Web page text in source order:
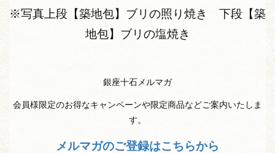
※写真上段【築地包】ブリの照り焼き 下段【築
地包】ブリの塩焼き
銀座十石メルマガ
会員様限定のお得なキャンペーンや限定商品などご案内いたしま
す。
メルマガのご登録はこちらから